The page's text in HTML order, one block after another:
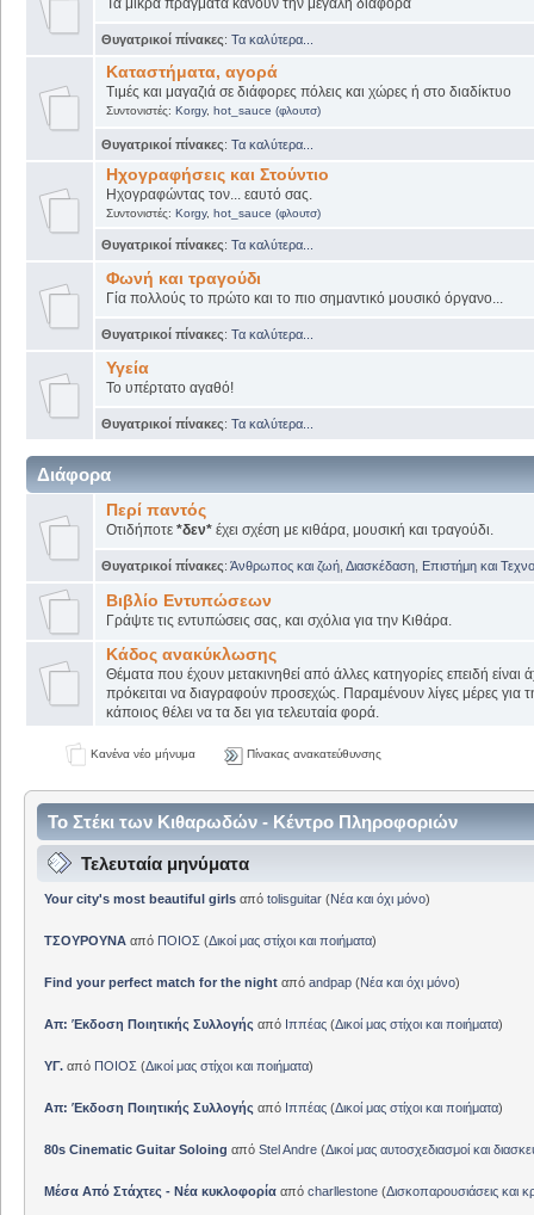
Θυγατρικοί πίνακες: Τα καλύτερα...
Καταστήματα, αγορά
Τιμές και μαγαζιά σε διάφορες πόλεις και χώρες ή στο διαδίκτυο
Συντονιστές: Korgy, hot_sauce (φλουτσ)
Θυγατρικοί πίνακες: Τα καλύτερα...
Ηχογραφήσεις και Στούντιο
Ηχογραφώντας τον... εαυτό σας.
Συντονιστές: Korgy, hot_sauce (φλουτσ)
Θυγατρικοί πίνακες: Τα καλύτερα...
Φωνή και τραγούδι
Γία πολλούς το πρώτο και το πιο σημαντικό μουσικό όργανο...
Θυγατρικοί πίνακες: Τα καλύτερα...
Υγεία
Το υπέρτατο αγαθό!
Θυγατρικοί πίνακες: Τα καλύτερα...
Διάφορα
Περί παντός
Οτιδήποτε *δεν*έχει σχέση με κιθάρα, μουσική και τραγούδι.
Θυγατρικοί πίνακες: Άνθρωπος και ζωή Διασκέδαση Επιστήμη και
Βιβλίο Εντυπώσεων
Γράψτε τις εντυπώσεις σας, και σχόλια για την Κιθάρα.
Κάδος ανακύκλωσης
Θέματα που έχουν μετακινηθεί από άλλες κατηγορίες επειδή είναι
πρόκειται να διαγραφούν προσεχώς. Παραμένουν λίγες μέρες για
κάποιος θέλει να τα δει για τελευταία φορά.
Κανένα νέο μήνυμα Πίνακας ανακατεύθυνσης
Το Στέκι των Κιθαρωδών - Κέντρο Πληροφοριών
Τελευταία μηνύματα
Your city's most beautiful girlsαπό tolisguitar(Νέα και όχι μόνο)
ΤΣΟΥΡΟΥΝΑαπό ΠΟΙΟΣ (Δικοί μας στίχοι και ποιήματα)
Find your perfect match for the nightαπό andpap(Νέα και όχι μόνο)
Απ: Έκδοση Ποιητικής Συλλογής από Ιππέας(Δικοί μας στίχοι και ποιήματα)
ΥΓ.από ΠΟΙΟΣ (Δικοί μας στίχοι και ποιήματα)
Απ: Έκδοση Ποιητικής Συλλογής από Ιππέας(Δικοί μας στίχοι και ποιήματα)
80s Cinematic Guitar Soloing από Stel Andre(Δικοί μας αυτοσχεδιασμοί και
Μέσα Από Στάχτες - Νέα κυκλοφορίααπό charllestone(Δισκοπαρουσιάσεις και